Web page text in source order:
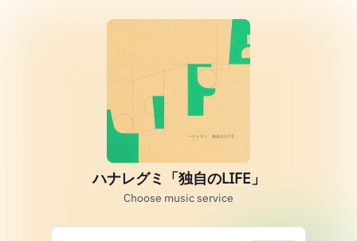
ハナレグミ「独自のLIFE」
Choose music service